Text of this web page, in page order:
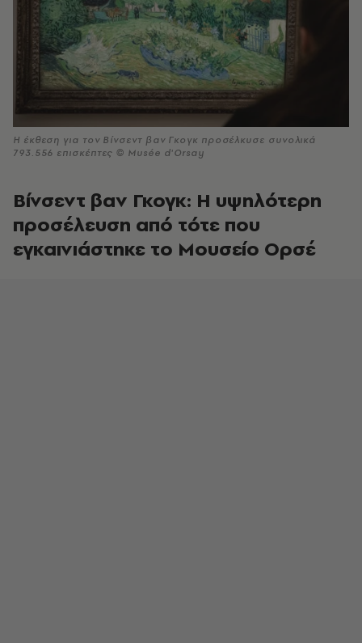
Η έκθεση για τον Βίνσεντ βαν Γκογκ προσέλκυσε συνολικά
793.556 επισκέπτες © Musée d'Orsay
Βίνσεντ βαν Γκογκ: Η υψηλότερη
προσέλευση από τότε που
εγκαινιάστηκε το Μουσείο Ορσέ